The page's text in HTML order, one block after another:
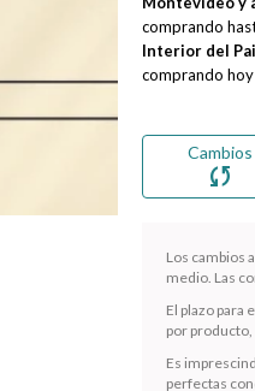
comprando
Interior del
comprando hoy
Cambios
sync
Los cambios
medio. Las
El plazo para
por
Es
perfectas